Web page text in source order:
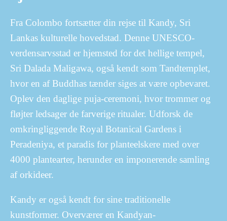
Fra Colombo fortsætter din rejse til Kandy, Sri
Lankas kulturelle hovedstad. Denne UNESCO-
verdensarvsstad er hjemsted for det hellige tempel,
Sri Dalada Maligawa, også kendt som Tandtemplet,
hvor en af Buddhas tænder siges at være opbevaret.
Oplev den daglige puja-ceremoni, hvor trommer og
fløjter ledsager de farverige ritualer. Udforsk de
omkringliggende Royal Botanical Gardens i
Peradeniya, et paradis for planteelskere med over
4000 plantearter, herunder en imponerende samling
af orkideer.
Kandy er også kendt for sine traditionelle
kunstformer. Overværer en Kandyan-